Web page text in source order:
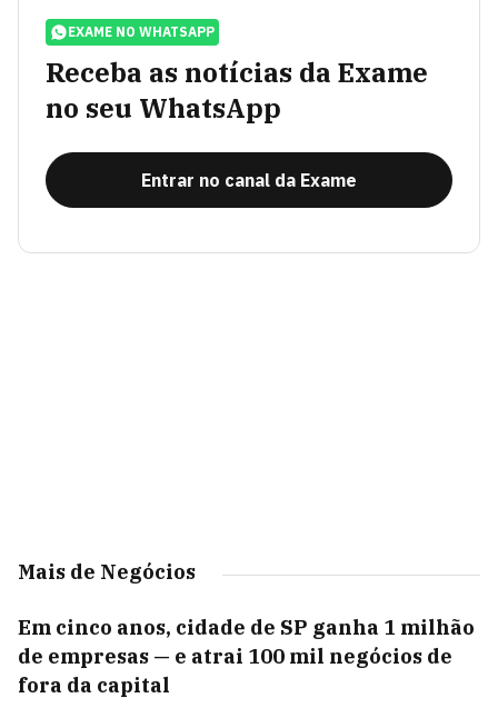
EXAME NO WHATSAPP
Receba as notícias da Exame
no seu WhatsApp
Entrar no canal da Exame
Mais de Negócios
Em cinco anos, cidade de SP ganha 1 milhão
de empresas — e atrai 100 mil negócios de
fora da capital